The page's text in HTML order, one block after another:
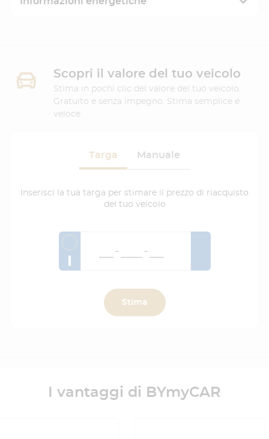
Scopri il valore del tuo veicolo
Stima in pochi clic del valore del tuo veicolo.
Gratuito e senza impegno. Stima semplice e
veloce.
Targa Manuale
Inserisci la tua targa per stimare il prezzo di riacquisto
del tuo veicolo
Stima
I vantaggi di BYmyCAR